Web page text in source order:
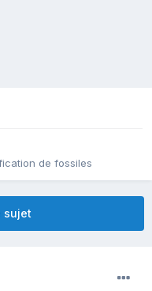
de fossiles
sujet